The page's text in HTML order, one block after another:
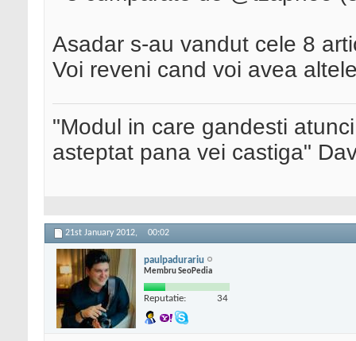
Asadar s-au vandut cele 8
Voi reveni cand voi avea
"Modul in care gandesti
asteptat pana vei castiga"
21st January 2012, 00:02
paulpadurariu
Membru SeoPedia
Reputatie: 34